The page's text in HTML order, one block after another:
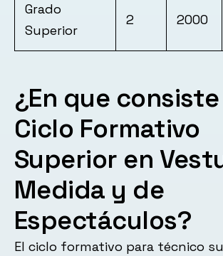
Grado
Superior
2 2000
¿En que
Ciclo Formativo
Superior en
Medida y de
Espectáculos?
El ciclo formativo para técnico